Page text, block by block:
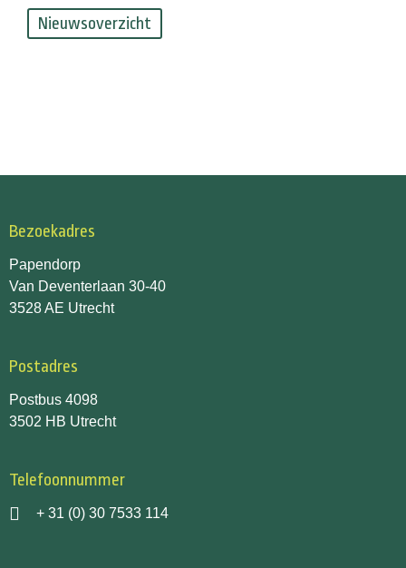
Nieuwsoverzicht
Bezoekadres
Papendorp
Van Deventerlaan 30-40
3528 AE Utrecht
Postadres
Postbus 4098
3502 HB Utrecht
Telefoonnummer
+ 31 (0) 30 7533 114